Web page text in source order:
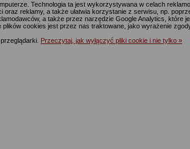
Technologia ta jest wykorzystywana w celach
reklamy, a także ułatwia korzystanie z serwisu, np.
a także przez narzędzie Google Analytics, które
cookies jest przez nas traktowane, jako wyrażenie
Przeczytaj, jak wyłączyć pliki cookie i nie tylko »